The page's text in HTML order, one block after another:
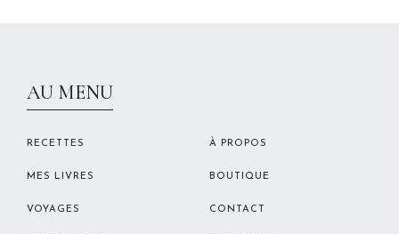
AU MENU
RECETTES
MES LIVRES
VOYAGES
À PROPOS
BOUTIQUE
CONTACT